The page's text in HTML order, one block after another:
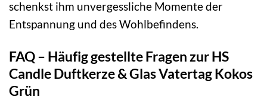
schenkst ihm unvergessliche Momente der
Entspannung und des Wohlbefindens.
FAQ – Häufig gestellte Fragen zur HS
Candle Duftkerze & Glas Vatertag Kokos
Grün